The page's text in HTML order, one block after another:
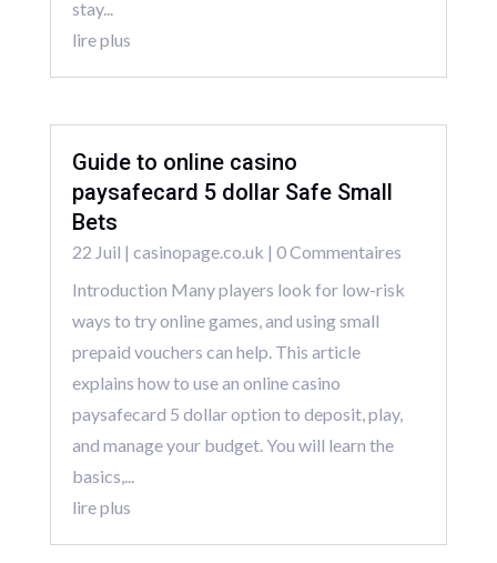
stay...
lire plus
Guide to online casino
paysafecard 5 dollar Safe Small
Bets
22 Juil | casinopage.co.uk | 0 Commentaires
Introduction Many players look for low-risk
ways to try online games, and using small
prepaid vouchers can help. This article
explains how to use an online casino
paysafecard 5 dollar option to deposit, play,
and manage your budget. You will learn the
basics,...
lire plus